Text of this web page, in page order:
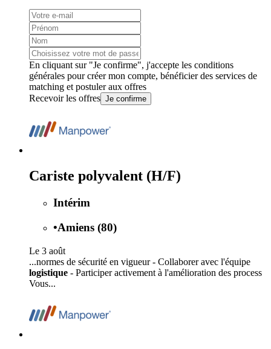
En cliquant sur "Je confirme", j'accepte les conditions
générales pour créer mon compte, bénéficier des services de
matching et postuler aux offres
Recevoir les offres Je confirme
Cariste polyvalent (H/F)
Intérim
•Amiens (80)
Le 3 août
...normes de sécurité en vigueur - Collaborer avec l'équipe
logistique - Participer activement à l'amélioration des process
Vous...